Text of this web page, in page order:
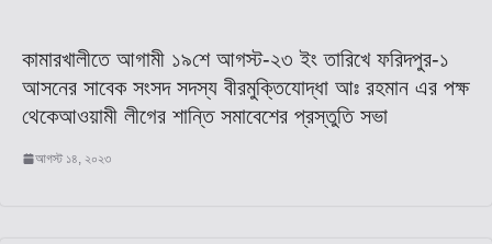
কামারখালীতে আগামী ১৯শে আগস্ট-২৩ ইং তারিখে ফরিদপুর-১
আসনের সাবেক সংসদ সদস্য বীরমুক্তিযোদ্ধা আঃ রহমান এর পক্ষ
থেকেআওয়ামী লীগের শান্তি সমাবেশের প্রস্তুতি সভা
আগস্ট ১৪, ২০২৩